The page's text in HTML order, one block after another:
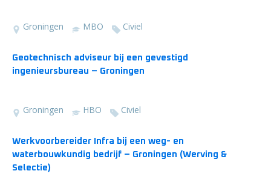
Groningen MBO Civiel
Geotechnisch adviseur bij een gevestigd
ingenieursbureau – Groningen
Groningen HBO Civiel
Werkvoorbereider Infra bij een weg- en
waterbouwkundig bedrijf – Groningen (Werving &
Selectie)